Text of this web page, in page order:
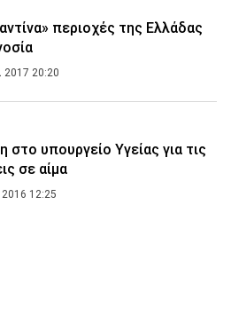
περιοχές της Ελλάδας
2017 20:20
στο υπουργείο Υγείας για τις
σε αίμα
12:25